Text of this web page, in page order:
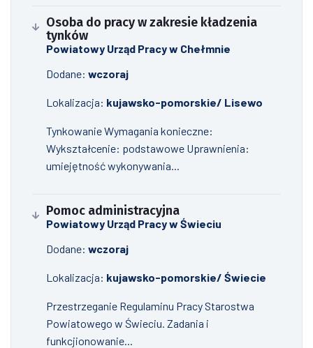
Osoba do pracy w zakresie kładzenia
tynków
Powiatowy Urząd Pracy w Chełmnie
Dodane: wczoraj
Lokalizacja: kujawsko-pomorskie/ Lisewo
Tynkowanie Wymagania konieczne:
Wykształcenie: podstawowe Uprawnienia:
umiejętność wykonywania...
Pomoc administracyjna
Powiatowy Urząd Pracy w Świeciu
Dodane: wczoraj
Lokalizacja: kujawsko-pomorskie/ Świecie
Przestrzeganie Regulaminu Pracy Starostwa
Powiatowego w Świeciu. Zadania i
funkcjionowanie...